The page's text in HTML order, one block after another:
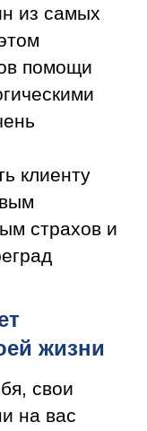
из самых
помощи
клиенту
страхов и
жизни
свои
на вас